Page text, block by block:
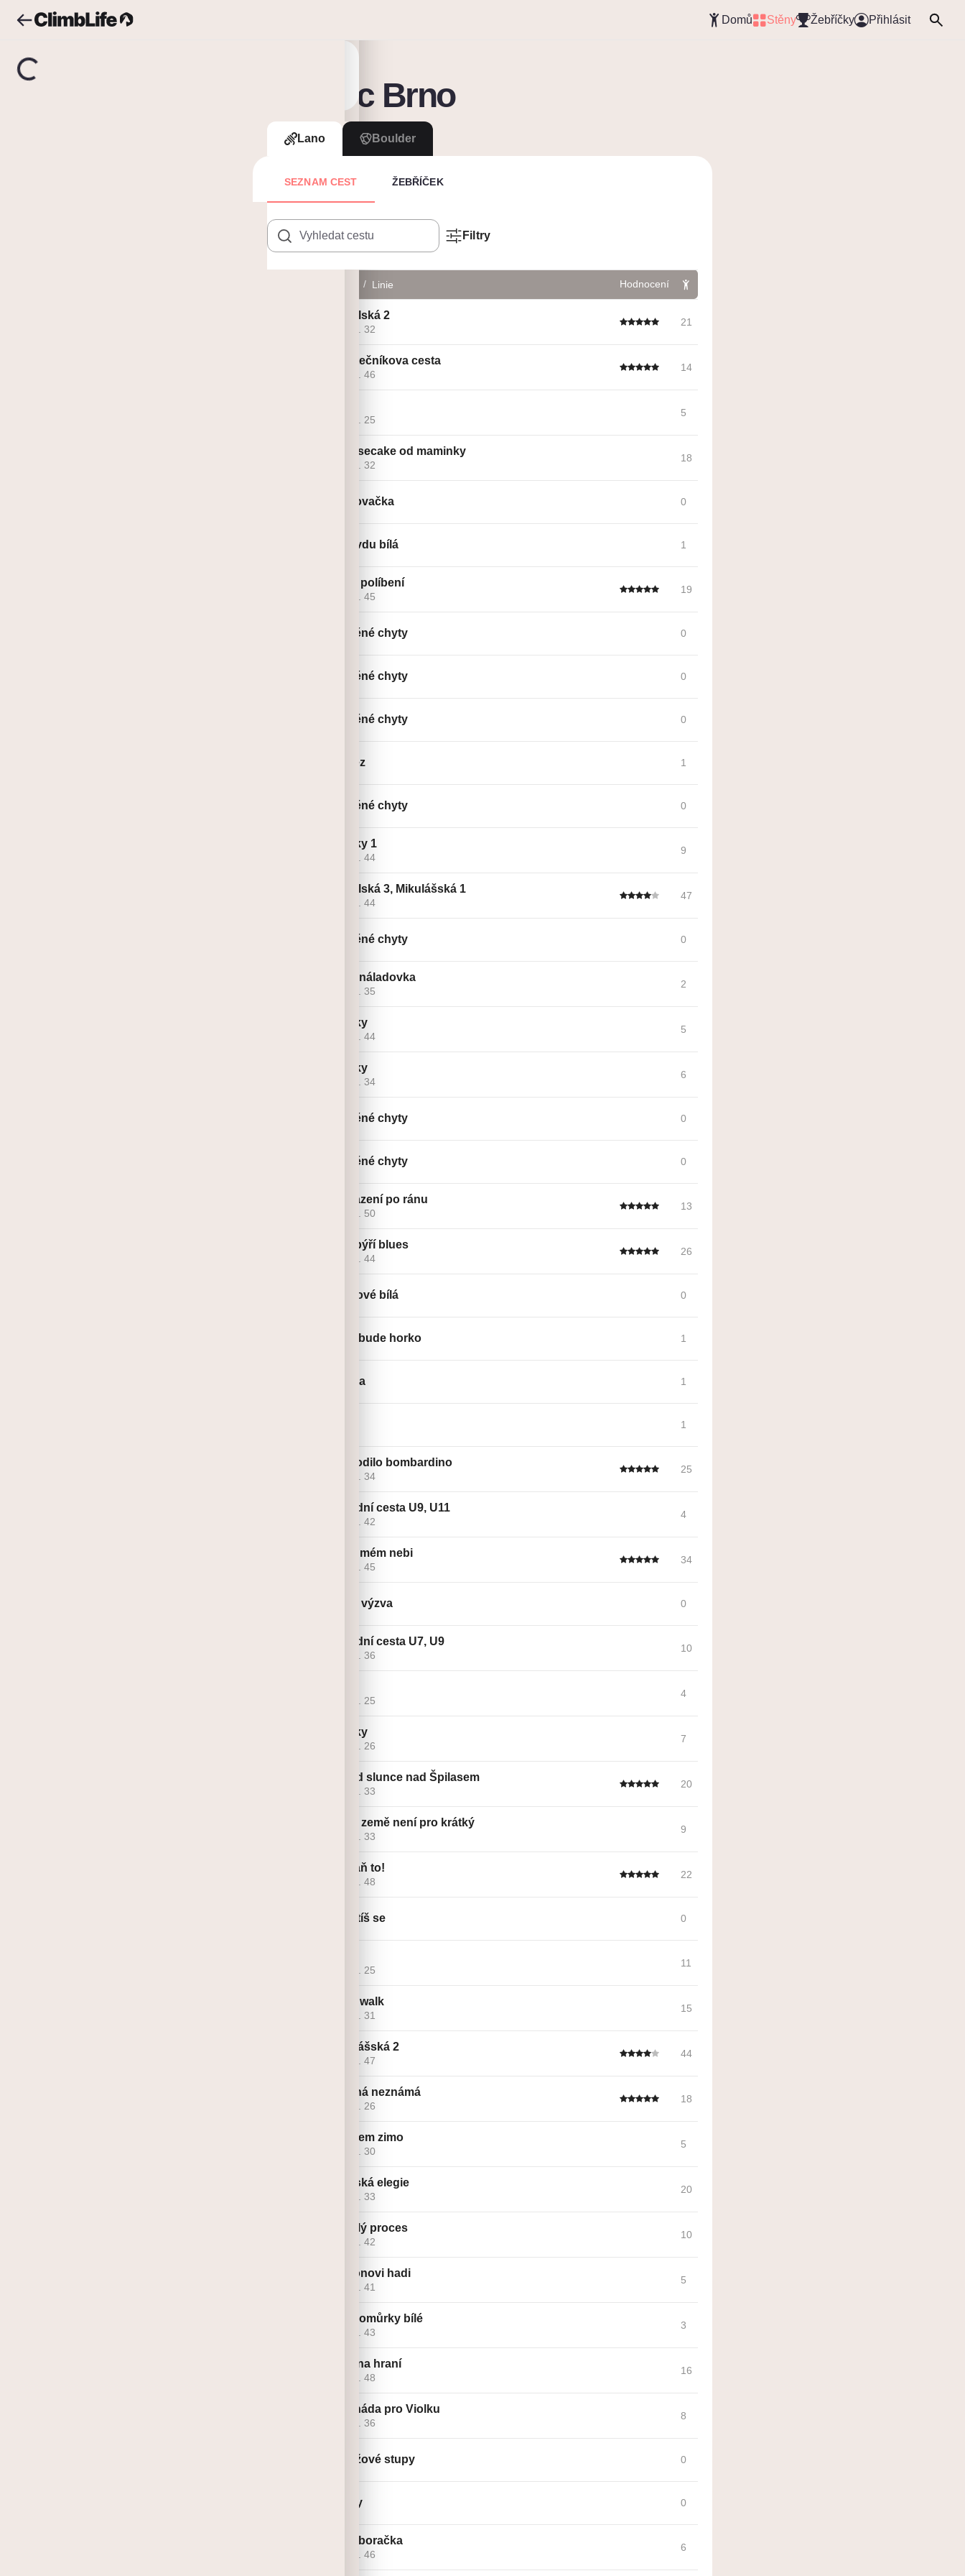
Domů Stěny Žebříčky Přihlásit
Vyhledávání
Komec Brno
Lano Boulder
SEZNAM CEST ŽEBŘÍČEK
Filtry
/ Linie Hodnocení
Andělská 2
Linie č. 32
21
Začátečníkova cesta
Linie č. 46
14
Linie č. 25
5
Cheesecake od maminky
Linie č. 32
18
Madlovačka 0
Opravdu bílá 1
První políbení
Linie č. 45
19
Dřevěné chyty 0
Dřevěné chyty 0
Dřevěné chyty 0
Rozlez 1
Dřevěné chyty 0
Kostky 1
Linie č. 44
9
Andělská 3, Mikulášská 1
Linie č. 44
47
Dřevěné chyty 0
Jarní náladovka
Linie č. 35
2
Kostky
Linie č. 44
5
Kostky
Linie č. 34
6
Dřevěné chyty 0
Dřevěné chyty 0
Pohlazení po ránu
Linie č. 50
13
Netopýří blues
Linie č. 44
26
Z růžové bílá 0
Tady bude horko 1
Včelka 1
1
Crocodilo bombardino
Linie č. 34
25
Závodní cesta U9, U11
Linie č. 42
4
V sedmém nebi
Linie č. 45
34
Rudá výzva 0
Závodní cesta U7, U9
Linie č. 36
10
Linie č. 25
4
Kostky
Linie č. 26
7
Západ slunce nad Špilasem
Linie č. 33
20
Tahle země není pro krátký
Linie č. 33
9
Zahraň to!
Linie č. 48
22
Zapotíš se 0
Linie č. 25
11
Moonwalk
Linie č. 31
15
Mikulášská 2
Linie č. 47
44
Krásná neznámá
Linie č. 26
18
Sbohem zimo
Linie č. 30
5
Jizerská elegie
Linie č. 33
20
Rychlý proces
Linie č. 42
10
Faraonovi hadi
Linie č. 41
5
Muchomůrky bílé
Linie č. 43
3
Není na hraní
Linie č. 48
16
Serenáda pro Violku
Linie č. 36
8
Oranžové stupy 0
Řezky 0
Bramboračka
Linie č. 46
6
Upozornění